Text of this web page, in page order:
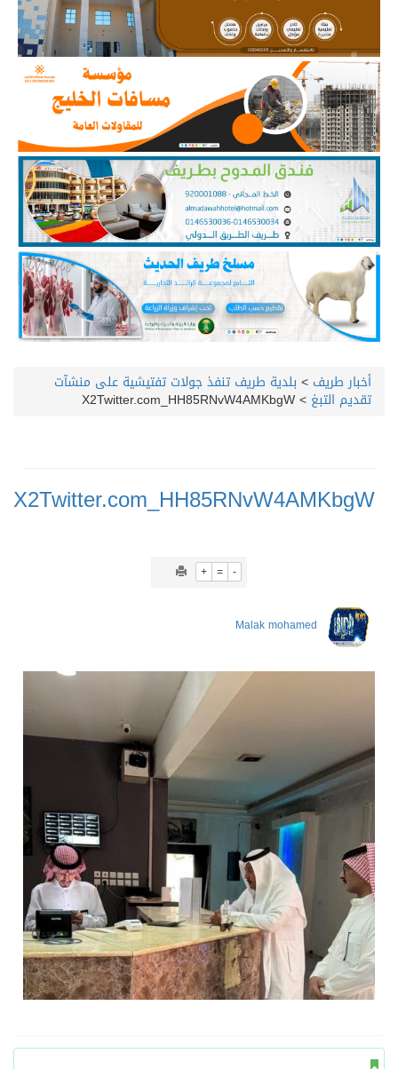
أخبار طريف > بلدية طريف تنفذ جولات تفتيشية على منشآت
تقديم التبغ >
X2Twitter.com_HH85RNvW4AMKbgW
X2Twitter.com_HH85RNvW4AMKbgW
+ = -
Malak mohamed